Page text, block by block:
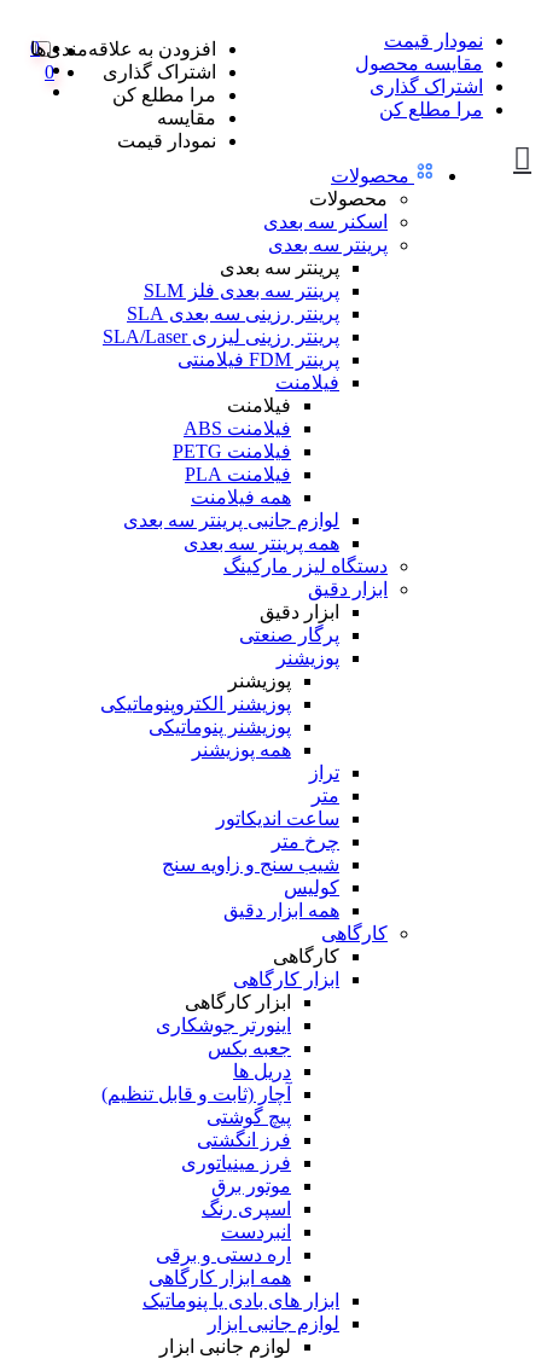
نمودار قیمت
مقایسه محصول
اشتراک گذاری
مرا مطلع کن
0
0
محصولات
محصولات
اسکنر سه بعدی
پرینتر سه بعدی
پرینتر سه بعدی
پرینتر سه بعدی فلز SLM
پرینتر رزینی سه بعدی SLA
پرینتر رزینی لیزری SLA/Laser
پرینتر FDM فیلامنتی
فیلامنت
فیلامنت
فیلامنت ABS
فیلامنت PETG
فیلامنت PLA
همه فیلامنت
لوازم جانبی پرینتر سه بعدی
همه پرینتر سه بعدی
دستگاه لیزر مارکینگ
ابزار دقیق
ابزار دقیق
پرگار صنعتی
پوزیشنر
پوزیشنر
پوزیشنر الکتروپنوماتیکی
پوزیشنر پنوماتیکی
همه پوزیشنر
تراز
متر
ساعت اندیکاتور
چرخ متر
شیب سنج و زاویه سنج
کولیس
همه ابزار دقیق
کارگاهی
کارگاهی
ابزار کارگاهی
ابزار کارگاهی
اینورتر جوشکاری
جعبه بکس
دریل ها
آچار (ثابت و قابل تنظیم)
پیچ گوشتی
فرز انگشتی
فرز مینیاتوری
موتور برق
اسپری رنگ
انبردست
اره دستی و برقی
همه ابزار کارگاهی
ابزار های بادی یا پنوماتیک
لوازم جانبی ابزار
لوازم جانبی ابزار
افزودن به علاقه‌مندی‌ها
اشتراک گذاری
مرا مطلع کن
مقایسه
نمودار قیمت